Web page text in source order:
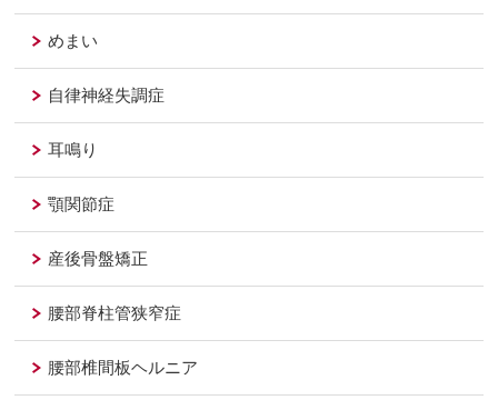
めまい
自律神経失調症
耳鳴り
顎関節症
産後骨盤矯正
腰部脊柱管狭窄症
腰部椎間板ヘルニア